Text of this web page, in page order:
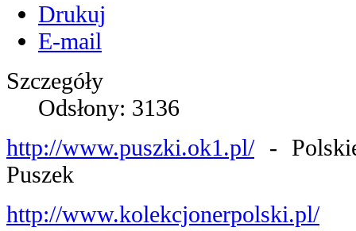
Drukuj
E-mail
Szczegóły
Odsłony: 3136
http://www.puszki.ok1.pl/-
Puszek
http://www.kolekcjonerpolski.pl/-